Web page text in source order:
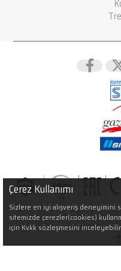
@2026 Silter İleri Ütüleme
Çerez Kullanımı
Sizlere en iyi alışveriş deneyimini
sitemizde çerezler(cookies)
için Kvkk sözleşmesini